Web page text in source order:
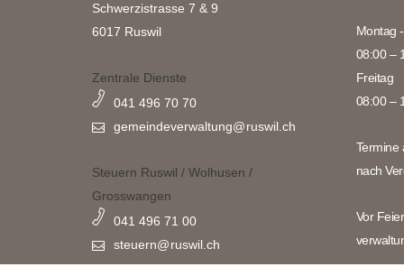
Schwerzistrasse 7 & 9
6017 Ruswil
Zentrale Dienste
041 496 70 70
gemeindeverwaltung@ruswil.ch
Steuern Ruswil / Wolhusen /
Grosswangen
041 496 71 00
steuern@ruswil.ch
Montag
08:00 –
Freitag
08:00 –
Termine
nach
Vor